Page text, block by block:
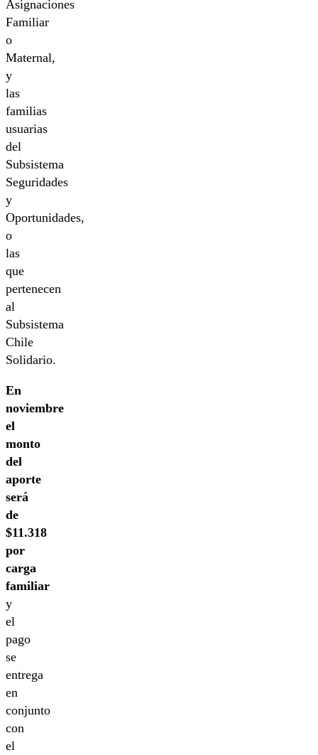
Asignaciones
Familiar
o
Maternal,
y
las
familias
usuarias
del
Subsistema
Seguridades
y
Oportunidades,
o
las
que
pertenecen
al
Subsistema
Chile
Solidario.
En
noviembre
el
monto
del
aporte
será
de
$11.318
por
carga
familiar
y
el
pago
se
entrega
en
conjunto
con
el